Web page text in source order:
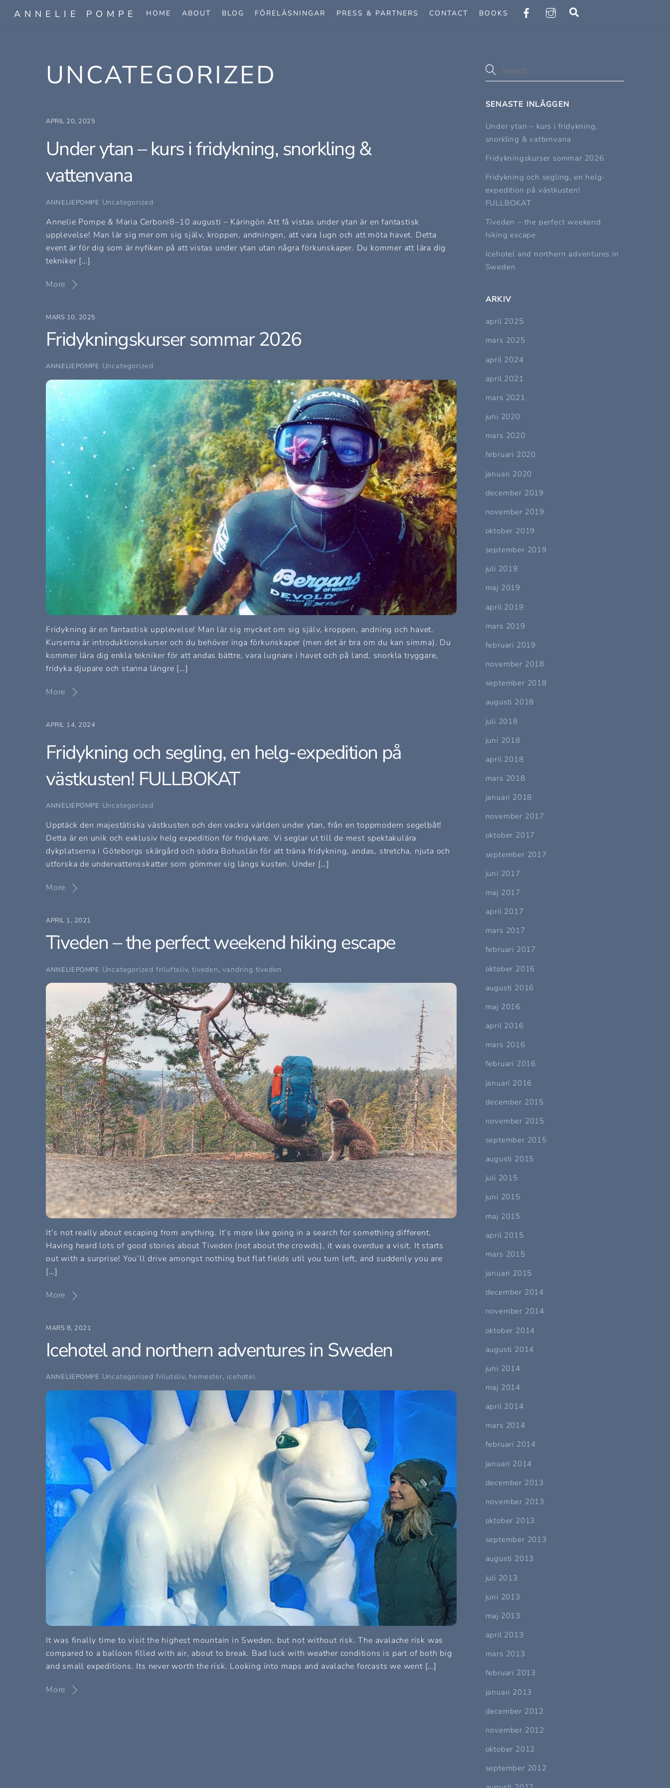
ANNELIE POMPE HOME ABOUT BLOG FÖRELÄSNINGAR PRESS & PARTNERS CONTACT BOOKS
UNCATEGORIZED
APRIL 20, 2025
Under ytan – kurs i fridykning, snorkling &
vattenvana
ANNELIEPOMPE Uncategorized
Annelie Pompe & Maria Cerboni8–10 augusti – Käringön Att få vistas under ytan är en fantastisk
upplevelse! Man lär sig mer om sig själv, kroppen, andningen, att vara lugn och att möta havet. Detta
event är för dig som är nyfiken på att vistas under ytan utan några förkunskaper. Du kommer att lära dig
tekniker […]
More
MARS 10, 2025
Fridykningskurser sommar 2026
ANNELIEPOMPE Uncategorized
Fridykning är en fantastisk upplevelse! Man lär sig mycket om sig själv, kroppen, andning och havet.
Kurserna är introduktionskurser och du behöver inga förkunskaper (men det är bra om du kan simma). Du
kommer lära dig enkla tekniker för att andas bättre, vara lugnare i havet och på land, snorkla tryggare,
fridyka djupare och stanna längre […]
More
APRIL 14, 2024
Fridykning och segling, en helg-expedition på
västkusten! FULLBOKAT
ANNELIEPOMPE Uncategorized
Upptäck den majestätiska västkusten och den vackra världen under ytan, från en toppmodern segelbåt!
Detta är en unik och exklusiv helg expedition för fridykare. Vi seglar ut till de mest spektakulära
dykplatserna i Göteborgs skärgård och södra Bohuslän för att träna fridykning, andas, stretcha, njuta och
utforska de undervattensskatter som gömmer sig längs kusten. Under […]
More
APRIL 1, 2021
Tiveden – the perfect weekend hiking escape
ANNELIEPOMPE Uncategorized friluftsliv,tiveden,vandring tiveden
It’s not really about escaping from anything. It’s more like going in a search for something different.
Having heard lots of good stories about Tiveden (not about the crowds), it was overdue a visit. It starts
out with a surprise! You’ll drive amongst nothing but flat fields util you turn left, and suddenly you are
[…]
More
MARS 8, 2021
Icehotel and northern adventures in Sweden
ANNELIEPOMPE Uncategorized frilutsliv, hemester, icehotel
It was finally time to visit the highest mountain in Sweden, but not without risk. The avalache risk was
compared to a balloon filled with air, about to break. Bad luck with weather conditions is part of both big
and small expeditions. Its never worth the risk. Looking into maps and avalache forcasts we went […]
More
SENASTE INLÄGGEN
Under ytan – kurs i fridykning,
snorkling & vattenvana
Fridykningskurser sommar 2026
Fridykning och segling, en helg-
expedition på västkusten!
FULLBOKAT
Tiveden – the perfect weekend
hiking escape
Icehotel and northern adventures in
Sweden
ARKIV
april 2025
mars 2025
april 2024
april 2021
mars 2021
juni 2020
mars 2020
februari 2020
januari 2020
december 2019
november 2019
oktober 2019
september 2019
juli 2019
maj 2019
april 2019
mars 2019
februari 2019
november 2018
september 2018
augusti 2018
juli 2018
juni 2018
april 2018
mars 2018
januari 2018
november 2017
oktober 2017
september 2017
juni 2017
maj 2017
april 2017
mars 2017
februari 2017
oktober 2016
augusti 2016
maj 2016
april 2016
mars 2016
februari 2016
januari 2016
december 2015
november 2015
september 2015
augusti 2015
juli 2015
juni 2015
maj 2015
april 2015
mars 2015
januari 2015
december 2014
november 2014
oktober 2014
augusti 2014
juni 2014
maj 2014
april 2014
mars 2014
februari 2014
januari 2014
december 2013
november 2013
oktober 2013
september 2013
augusti 2013
juli 2013
juni 2013
maj 2013
april 2013
mars 2013
februari 2013
januari 2013
december 2012
november 2012
oktober 2012
september 2012